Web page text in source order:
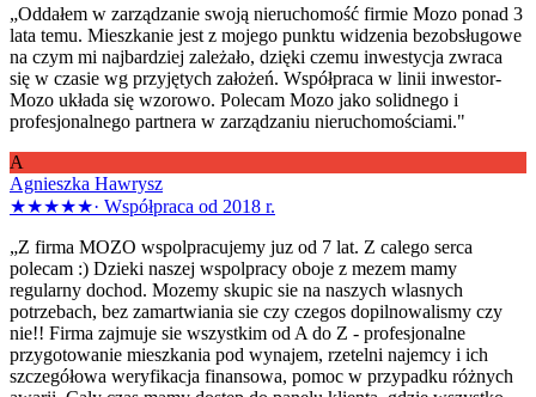
„Oddałem w zarządzanie swoją nieruchomość firmie Mozo ponad 3
lata temu. Mieszkanie jest z mojego punktu widzenia bezobsługowe
na czym mi najbardziej zależało, dzięki czemu inwestycja zwraca
się w czasie wg przyjętych założeń. Współpraca w linii inwestor-
Mozo układa się wzorowo. Polecam Mozo jako solidnego i
profesjonalnego partnera w zarządzaniu nieruchomościami."
A
Agnieszka Hawrysz
★★★★★· Współpraca od 2018 r.
„Z firma MOZO wspolpracujemy juz od 7 lat. Z calego serca
polecam :) Dzieki naszej wspolpracy oboje z mezem mamy
regularny dochod. Mozemy skupic sie na naszych wlasnych
potrzebach, bez zamartwiania sie czy czegos dopilnowalismy czy
nie!! Firma zajmuje sie wszystkim od A do Z - profesjonalne
przygotowanie mieszkania pod wynajem, rzetelni najemcy i ich
szczegółowa weryfikacja finansowa, pomoc w przypadku różnych